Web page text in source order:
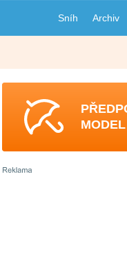
Sníh Archiv
MODEL